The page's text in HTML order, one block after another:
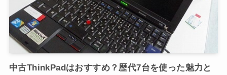
中古ThinkPadはおすすめ？歴代7台を使った魅力と